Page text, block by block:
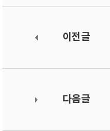
이전글
다음글